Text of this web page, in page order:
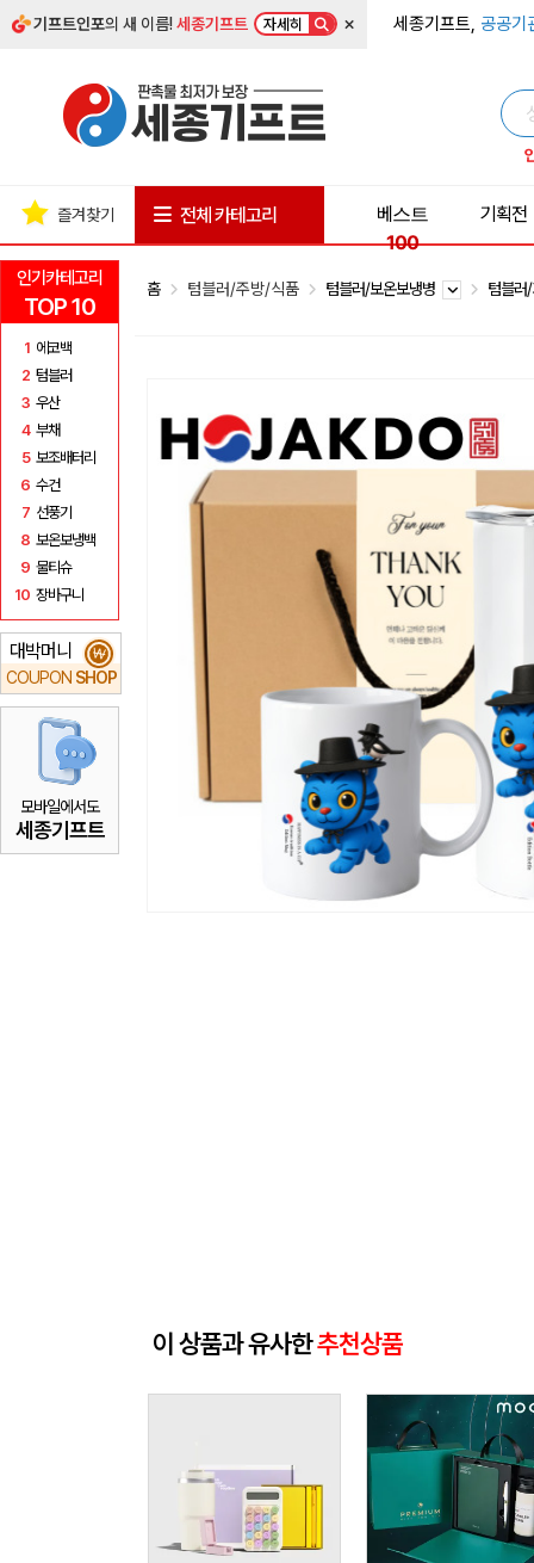
기프트인포의 새 이름!세종기프트 자세히 × 세종기프트, 공공기
인기카테고리
TOP 10
1 에코백
2 텀블러
3 우산
4 부채
5 보조배터리
6 수건
7 선풍기
8 보온보냉백
9 물티슈
10 장바구니
대박머니
COUPON SHOP
₩
모바일에서도
세종기프트
즐겨찾기 전체 카테고리
베스트
100
기획전
홈 텀블러/주방/식품 텀블러/보온보냉병 텀블러
이 상품과 유사한추천상품